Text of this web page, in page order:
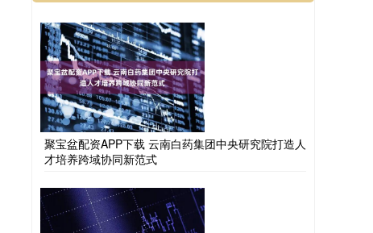
聚宝盆配资APP下载 云南白药集团中央研究院打造人
才培养跨域协同新范式